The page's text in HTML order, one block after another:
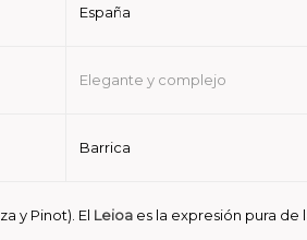
España
Elegante y complejo
Barrica
y Pinot). El Leioa es la expresión pura